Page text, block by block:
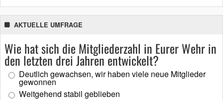
AKTUELLE UMFRAGE
Wie hat sich die Mitgliederzahl in Eurer Wehr in
den letzten drei Jahren entwickelt?
Deutlich gewachsen, wir haben viele neue Mitglieder
gewonnen
Weitgehend stabil geblieben